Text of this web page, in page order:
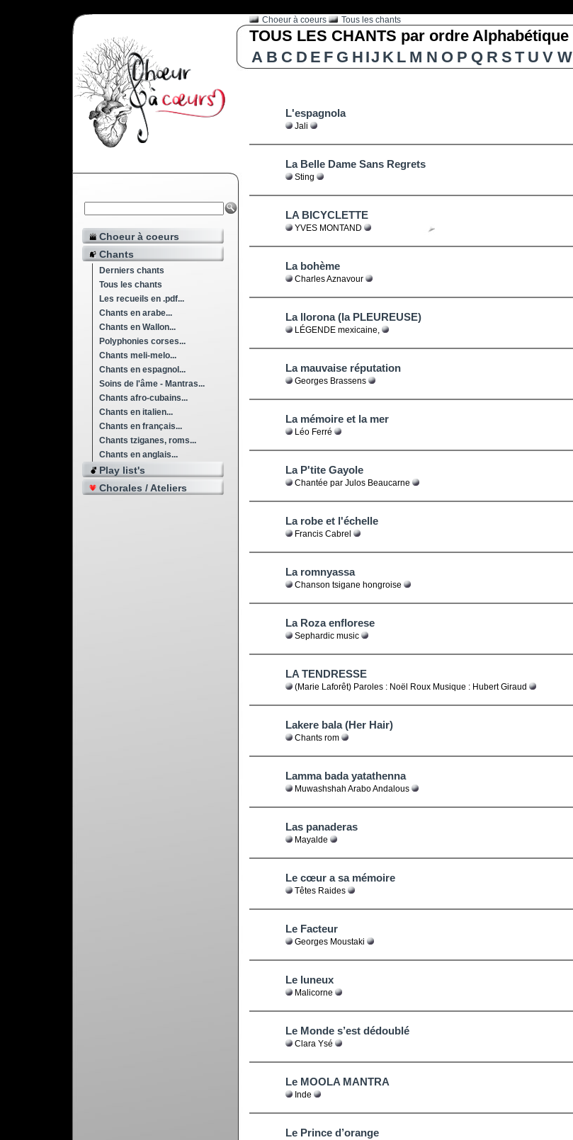
Choeur à coeurs
Chants
Derniers chants
Tous les chants
Les recueils en .pdf...
Chants en arabe...
Chants en Wallon...
Polyphonies corses...
Chants meli-melo...
Chants en espagnol...
Soins de l'âme - Mantras...
Chants afro-cubains...
Chants en italien...
Chants en français...
Chants tziganes, roms...
Chants en anglais...
Play list's
Chorales / Ateliers
Choeur à coeurs Tous les chants
TOUS LES CHANTS par ordre Alphabétique
A B C D E F G H IJ K L M N O P Q R S T U V W
L'espagnola
Jali
La Belle Dame Sans Regrets
Sting
LA BICYCLETTE
YVES MONTAND
La bohème
Charles Aznavour
La llorona (la PLEUREUSE)
LÉGENDE mexicaine,
La mauvaise réputation
Georges Brassens
La mémoire et la mer
Léo Ferré
La P'tite Gayole
Chantée par Julos Beaucarne
La robe et l'échelle
Francis Cabrel
La romnyassa
Chanson tsigane hongroise
La Roza enflorese
Sephardic music
LA TENDRESSE
(Marie Laforêt) Paroles : Noël Roux Musique : Hubert Giraud
Lakere bala (Her Hair)
Chants rom
Lamma bada yatathenna
Muwashshah Arabo Andalous
Las panaderas
Mayalde
Le cœur a sa mémoire
Têtes Raides
Le Facteur
Georges Moustaki
Le luneux
Malicorne
Le Monde s’est dédoublé
Clara Ysé
Le MOOLA MANTRA
Inde
Le Prince d’orange